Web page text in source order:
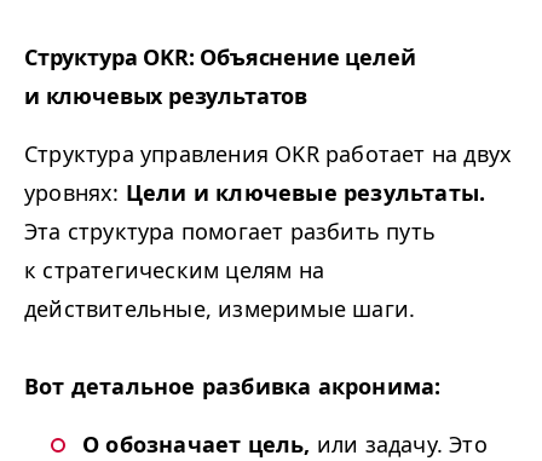
Структура OKR: Объяснение целей
и ключевых результатов
Структура управления OKRработает на двух
уровнях: Цели и ключевые результаты.
Эта структура помогает разбить путь
к стратегическим целям на
действительные, измеримые шаги.
Вот детальное разбивка акронима:
O обозначает цель, или задачу. Это